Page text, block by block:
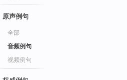
原声例句
全部
音频例句
视频例句